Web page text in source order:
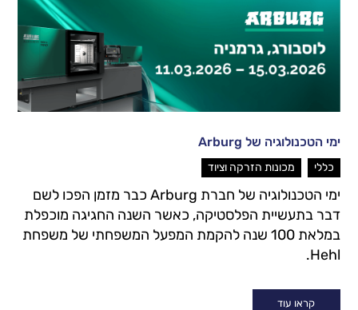
ימי הטכנולוגיה של Arburg
כללי מכונות הזרקה וציוד
ימי הטכנולוגיה של חברת Arburg כבר מזמן הפכו לשם
דבר בתעשיית הפלסטיקה, כאשר השנה החגיגה מוכפלת
במלאת 100 שנה להקמת המפעל המשפחתי של משפחת
Hehl.
קראו עוד